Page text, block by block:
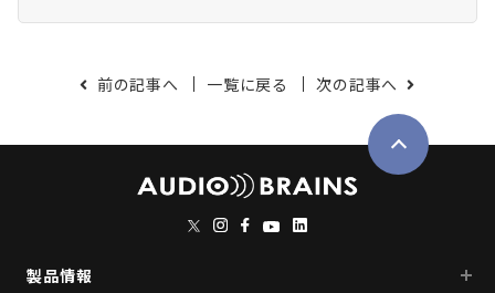
前の記事へ 一覧に戻る 次の記事へ
製品情報